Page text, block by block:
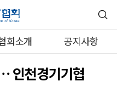
회소개 공지사항
인천경기기협